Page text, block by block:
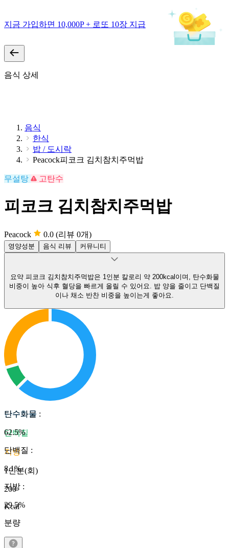
지금 가입하면 10,000P + 로또 10장 지급
음식 상세
음식
한식
밥 / 도시락
Peacock피코크 김치참치주먹밥
무설탕 고탄수
피코크 김치참치주먹밥
Peacock 0.0 (리뷰 0개)
영양성분 음식 리뷰 커뮤니티
요약 피코크 김치참치주먹밥은 1인분 칼로리 약 200kcal이며, 탄수화물
비중이 높아 식후 혈당을 빠르게 올릴 수 있어요. 밥 양을 줄이고 단백질
이나 채소 반찬 비중을 높이는게 좋아요.
탄수화물
단백질
지방
1인분(회)
200
Kcal
탄수화물 :
62.5%
단백질 :
8.1%
지방 :
29.5%
분량